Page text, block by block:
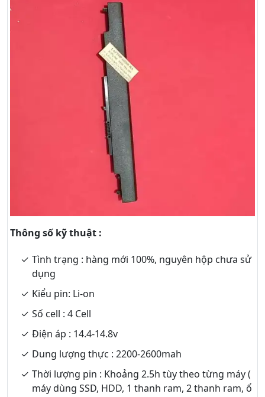
Thông số kỹ thuật :
Tình trạng : hàng mới 100%, nguyên hộp chưa sử
dụng
Kiểu pin: Li-on
Số cell : 4 Cell
Điện áp : 14.4-14.8v
Dung lượng thực : 2200-2600mah
Thời lượng pin : Khoảng 2.5h tùy theo từng máy (
máy dùng SSD, HDD, 1 thanh ram, 2 thanh ram, ổ